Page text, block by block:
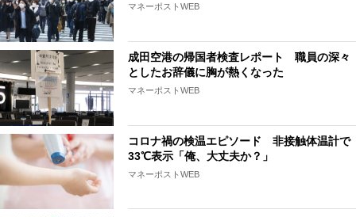
マネーポストWEB
成田空港の帰国者検査レポート 職員の深々
としたお辞儀に胸が熱くなった
マネーポストWEB
コロナ禍の検温エピソード 非接触体温計で
33℃表示「俺、大丈夫か？」
マネーポストWEB